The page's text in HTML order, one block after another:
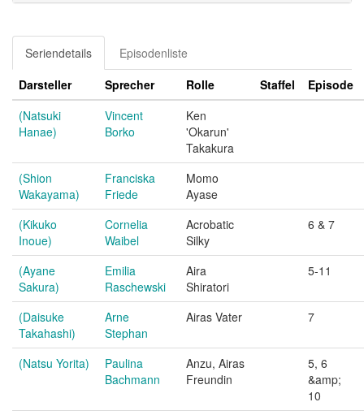
Seriendetails
Episodenliste
Darsteller
Sprecher Rolle Staffel
Episode
(Natsuki
Hanae)
Vincent
Borko
Ken
'Okarun'
Takakura
(Shion
Wakayama)
Franciska
Friede
Momo
Ayase
(Kikuko
Inoue)
Cornelia
Waibel
Acrobatic
Silky
6 & 7
(Ayane
Sakura)
Emilia
Raschewski
Aira
Shiratori
5-11
(Daisuke
Takahashi)
Arne
Stephan
Airas Vater 7
(Natsu Yorita)
Paulina
Bachmann
Anzu, Airas
Freundin
5, 6
&amp;
10